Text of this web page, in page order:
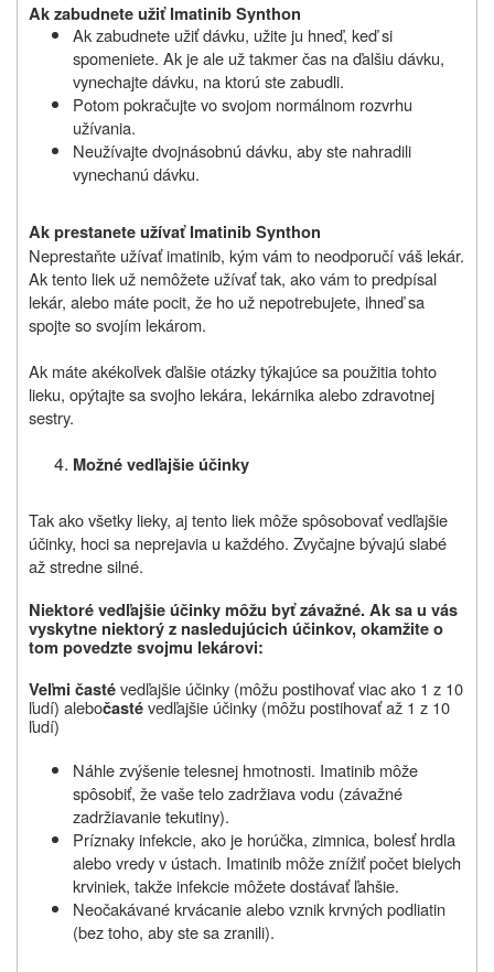
Ak zabudnete užiť Imatinib Synthon
Ak zabudnete užiť dávku, užite ju hneď, keď si
spomeniete. Ak je ale už takmer čas na ďalšiu dávku,
vynechajte dávku, na ktorú ste zabudli.
Potom pokračujte vo svojom normálnom rozvrhu
užívania.
Neužívajte dvojnásobnú dávku, aby ste nahradili
vynechanú dávku.
Ak prestanete užívať ImatinibSynthon
Neprestaňte užívať imatinib, kým vám to neodporučí váš lekár.
Ak tento liek už nemôžete užívať tak, ako vám to predpísal
lekár, alebo máte pocit, že ho už nepotrebujete, ihneď sa
spojte so svojím lekárom.
Ak máte akékoľvek ďalšie otázky týkajúce sa použitia tohto
lieku, opýtajte sa svojho lekára, lekárnika alebo zdravotnej
sestry.
Možné vedľajšie účinky
Tak ako všetky lieky, aj tento liek môže spôsobovať vedľajšie
účinky, hoci sa neprejavia u každého. Zvyčajne bývajú slabé
až stredne silné.
Niektoré vedľajšie účinky môžu byť závažné. Ak sa u vás
vyskytne niektorý z nasledujúcich účinkov, okamžite o
tom povedzte svojmu lekárovi:
Veľmi častévedľajšie účinky (môžu postihovať viac ako 1 z 10
ľudí) alebočastévedľajšie účinky (môžu postihovať až 1 z 10
ľudí)
Náhle zvýšenie telesnej hmotnosti. Imatinib môže
spôsobiť, že vaše telo zadržiava vodu (závažné
zadržiavanie tekutiny).
Príznaky infekcie, ako je horúčka, zimnica, bolesť hrdla
alebo vredy v ústach. Imatinib môže znížiť počet bielych
krviniek, takže infekcie môžete dostávať ľahšie.
Neočakávané krvácanie alebo vznik krvných podliatin
(bez toho, aby ste sa zranili).